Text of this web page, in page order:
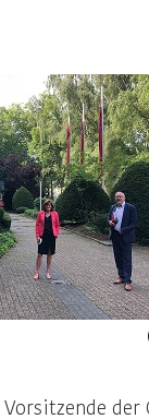
der